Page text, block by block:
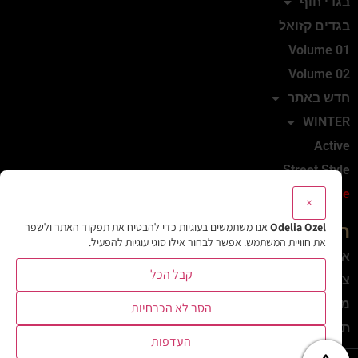
בגדים קזואל
Volume 01
Volume 02
חדש באתר
WINTER
Active
Street Style
Sale
המותג
אודות
צרי קשר
מדיניות משלוחים והחזרות
תקנון
×
Odelia Ozel אנו משתמשים בעוגיות כדי להבטיח את תפקוד האתר ולשפר
את חוויית המשתמש. אפשר לבחור אילו סוגי עוגיות להפעיל.
קבל הכל
הסר לא הכרחיות
העדפות